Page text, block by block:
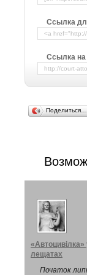
Ссылка
Ссылка на
Поделиться…
«Автоцивілка»
лещатах
Початок